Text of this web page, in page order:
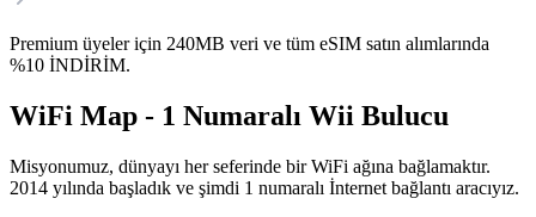
Premium üyeler için 240MB veri ve tüm eSIM satın alımlarında
%10 İNDİRİM.
WiFi Map - 1 Numaralı Wii Bulucu
Misyonumuz, dünyayı her seferinde bir WiFi ağına bağlamaktır.
2014 yılında başladık ve şimdi 1 numaralı İnternet bağlantı aracıyız.